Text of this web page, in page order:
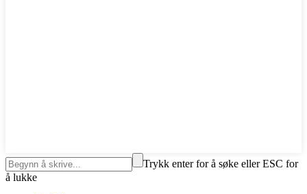
Trykk enter for å søke eller ESC for
å lukke